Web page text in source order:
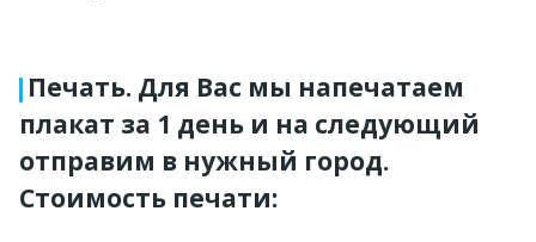
Печать. Для Вас мы напечатаем
плакат за 1 день и на следующий
отправим в нужный город.
Стоимость печати: